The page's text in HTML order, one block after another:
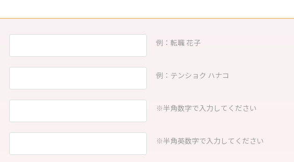
例：転職 花子
例：テンショク ハナコ
※半角数字で入力してください
※半角英数字で入力してください